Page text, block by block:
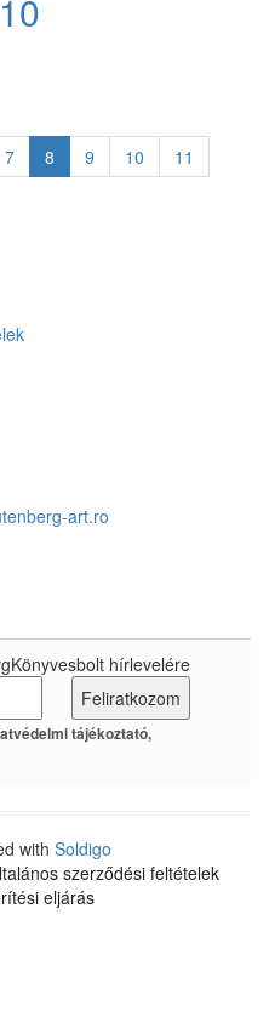
7 8 9 10
11
art.ro
hírlevelére
tájékoztató
with Soldigo
szerződési feltételek
eljárás